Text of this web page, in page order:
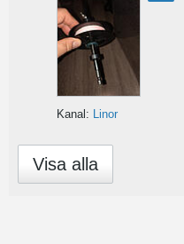
Kanal: Linor
Visa alla